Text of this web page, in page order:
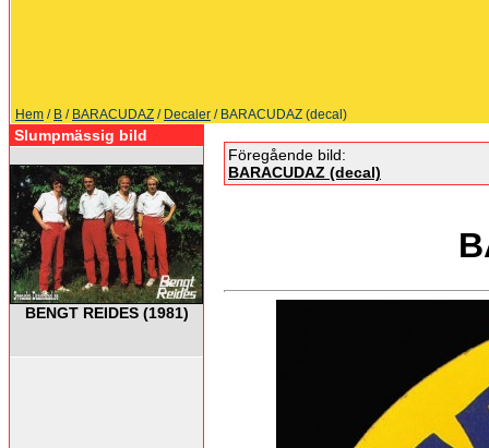
Hem / B / BARACUDAZ / Decaler / BARACUDAZ (decal)
Slumpmässig bild
BENGT REIDES (1981)
Föregående bild:
BARACUDAZ (decal)